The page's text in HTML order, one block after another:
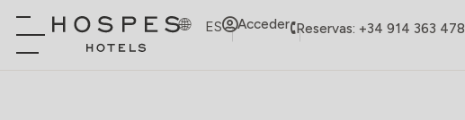
ES Acceder Reservas: +34 914 363 478